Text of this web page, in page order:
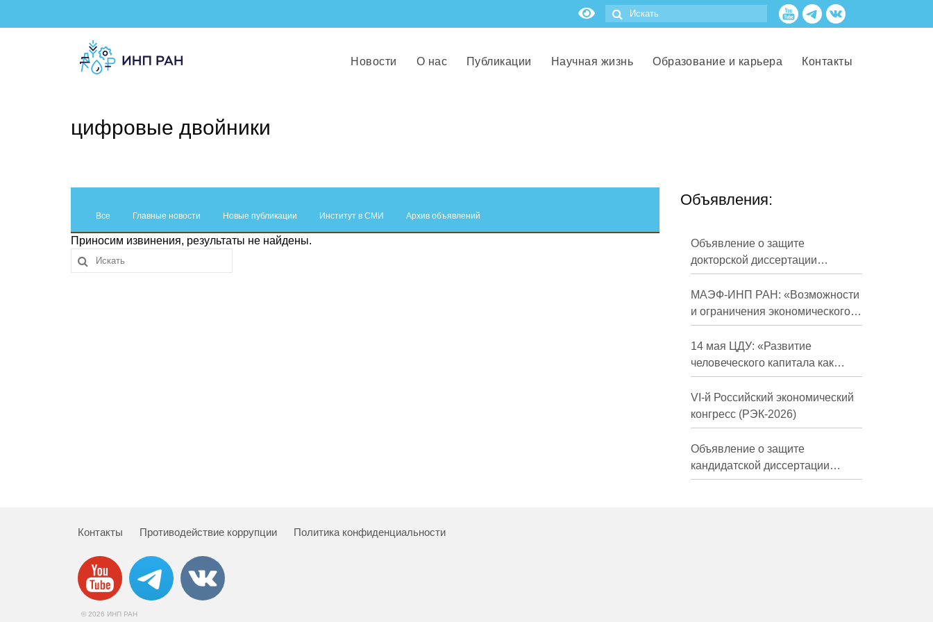
Новости О нас Публикации Научная жизнь Образование и карьера Контакты
цифровые двойники
Все Главные новости Новые публикации Институт в СМИ Архив объявлений
Приносим извинения, результаты не найдены.
Объявления:
Объявление о защите
докторской диссертации
Кузнецова Михаила
Евгеньевича
МАЭФ-ИНП РАН: «Возможности
и ограничения экономического
развития России в средне- и
долгосрочной перспективе»
14 мая ЦДУ: «Развитие
человеческого капитала как
фактор экономического роста»
VI-й Российский экономический
конгресс (РЭК-2026)
Объявление о защите
кандидатской диссертации
Трындиной Николь Сергеевны
Контакты Противодействие коррупции Политика конфиденциальности
© 2026 ИНП РАН